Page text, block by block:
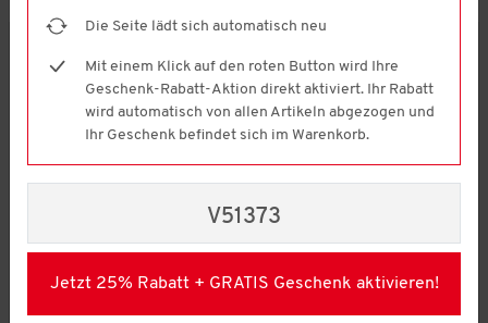
Wenn Sie Besitzer eines PayPal-Kontos sind,
können Sie im Bestellprozess bei der Auswahl
der Zahlungsarten einfach PayPal auswählen.
Nach dem Absenden Ihrer Bestellung werden Sie
automatisch an PayPal weitergeleitet, wo Sie mit
Ihren Benutzerdaten die Zahlung abschließen
Die Seite lädt sich automatisch neu
Mit einem Klick auf den roten Button wird Ihre
Geschenk-Rabatt-Aktion direkt aktiviert. Ihr Rabatt
wird automatisch von allen Artikeln abgezogen und
Ihr Geschenk befindet sich im Warenkorb.
V51373
Jetzt 25% Rabatt + GRATIS Geschenk aktivieren!